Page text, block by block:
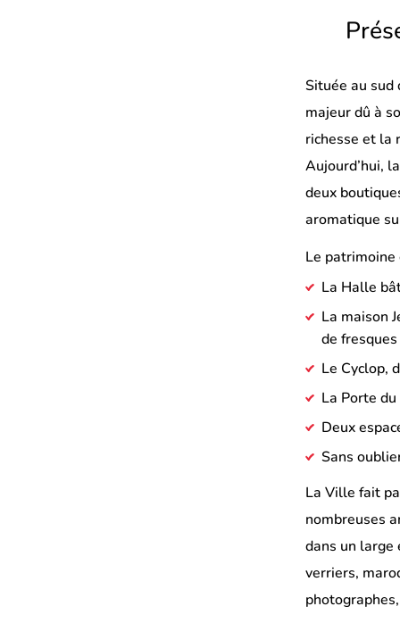
Située au sud
majeur dû à
richesse et la
Aujourd’hui,
deux
aromatique
Le
La Halle
La maison
de
Le Cyclop,
La Porte
Deux
Sans
La Ville fait
nombreuses
dans un large
verriers,